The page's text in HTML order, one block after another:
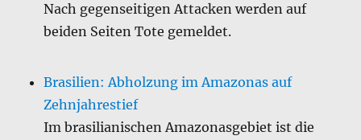
Nach gegenseitigen Attacken werden auf
beiden Seiten Tote gemeldet.
Brasilien: Abholzung im Amazonas auf
Zehnjahrestief
Im brasilianischen Amazonasgebiet ist die